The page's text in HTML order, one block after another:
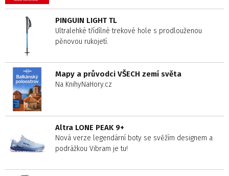
PINGUIN LIGHT TL
Ultralehké třídílné trekové hole s prodlouženou
pěnovou rukojetí.
Mapy a průvodci VŠECH zemí světa
Na KnihyNaHory.cz
Altra LONE PEAK 9+
Nová verze legendární boty se svěžím designem a
podrážkou Vibram je tu!